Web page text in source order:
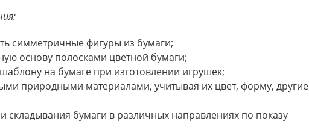
симметричные фигуры из бумаги;
основу полосками цветной бумаги;
на бумаге при изготовлении игрушек;
природными материалами, учитывая их цвет, форму, другие
складывания бумаги в различных направлениях по показу